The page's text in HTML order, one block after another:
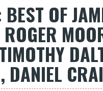
OF
DANIEL